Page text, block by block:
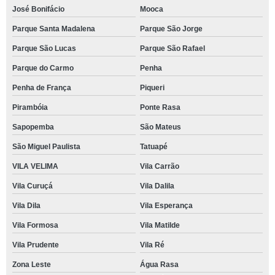
José Bonifácio Mooca
Parque Santa Madalena Parque São Jorge
Parque São Lucas Parque São Rafael
Parque do Carmo Penha
Penha de França Piqueri
Pirambóia Ponte Rasa
Sapopemba São Mateus
São Miguel Paulista Tatuapé
VILA VELIMA Vila Carrão
Vila Curuçá Vila Dalila
Vila Dila Vila Esperança
Vila Formosa Vila Matilde
Vila Prudente Vila Ré
Zona Leste
Água Rasa